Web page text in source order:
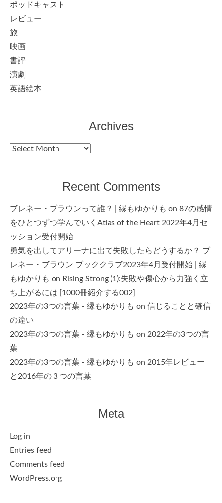
ポッドキャスト
レビュー
旅
映画
書評
演劇
英語絵本
Archives
Archives
Recent Comments
ブレネー・ブラウンって誰？ | 縁もゆかりも on 87の感情
をひとつずつ学んでいくAtlas of the Heart 2022年4月セ
ッション受付開始
勇気を出してアリーナに出て失敗したらどうするか？ ブ
レネー・ブラウン ブッククラブ2023年4月受付開始 | 縁
もゆかりも on Rising Strong (1):失敗や傷心から力強く立
ち上がるには [1000冊紹介する002]
2023年の3つの言葉 - 縁もゆかりも on 信じることと確信
の違い
2023年の3つの言葉 - 縁もゆかりも on 2022年の3つの言
葉
2023年の3つの言葉 - 縁もゆかりも on 2015年レビュー
と2016年の３つの言葉
Meta
Log in
Entries feed
Comments feed
WordPress.org